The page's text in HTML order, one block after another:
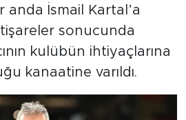
anda İsmail Kartal’a
sonucunda
kulübün ihtiyaçlarına
kanaatine varıldı.